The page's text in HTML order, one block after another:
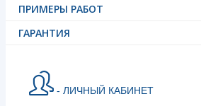
ПРИМЕРЫ РАБОТ
ГАРАНТИЯ
- ЛИЧНЫЙ КАБИНЕТ